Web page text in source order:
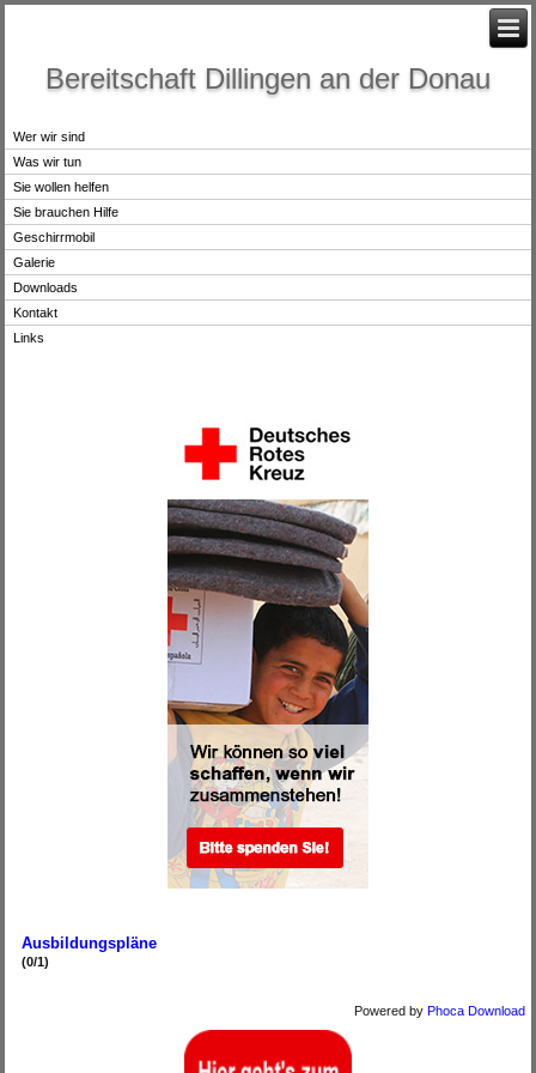
Bereitschaft Dillingen an der Donau
Wer wir sind
Was wir tun
Sie wollen helfen
Sie brauchen Hilfe
Geschirrmobil
Galerie
Downloads
Kontakt
Links
Ausbildungspläne
(0/1)
Powered by Phoca Download